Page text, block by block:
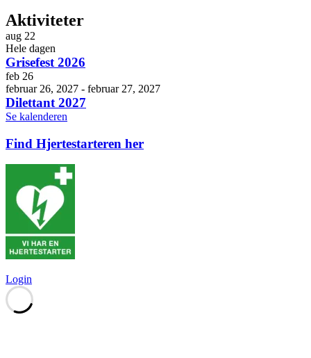
Aktiviteter
aug 22
Hele dagen
Grisefest 2026
feb 26
februar 26, 2027 - februar 27, 2027
Dilettant 2027
Se kalenderen
Find Hjertestarteren her
Login